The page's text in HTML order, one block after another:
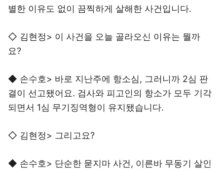
별한 이유도 없이 끔찍하게 살해한 사건입니다.
◇ 김현정> 이 사건을 오늘 골라오신 이유는 뭘까
요?
◆ 손수호> 바로 지난주에 항소심, 그러니까 2심 판
결이 선고됐어요. 검사와 피고인의 항소가 모두 기각
되면서 1심 무기징역형이 유지됐습니다.
◇ 김현정> 그리고요?
◆ 손수호> 단순한 묻지마 사건, 이른바 무동기 살인